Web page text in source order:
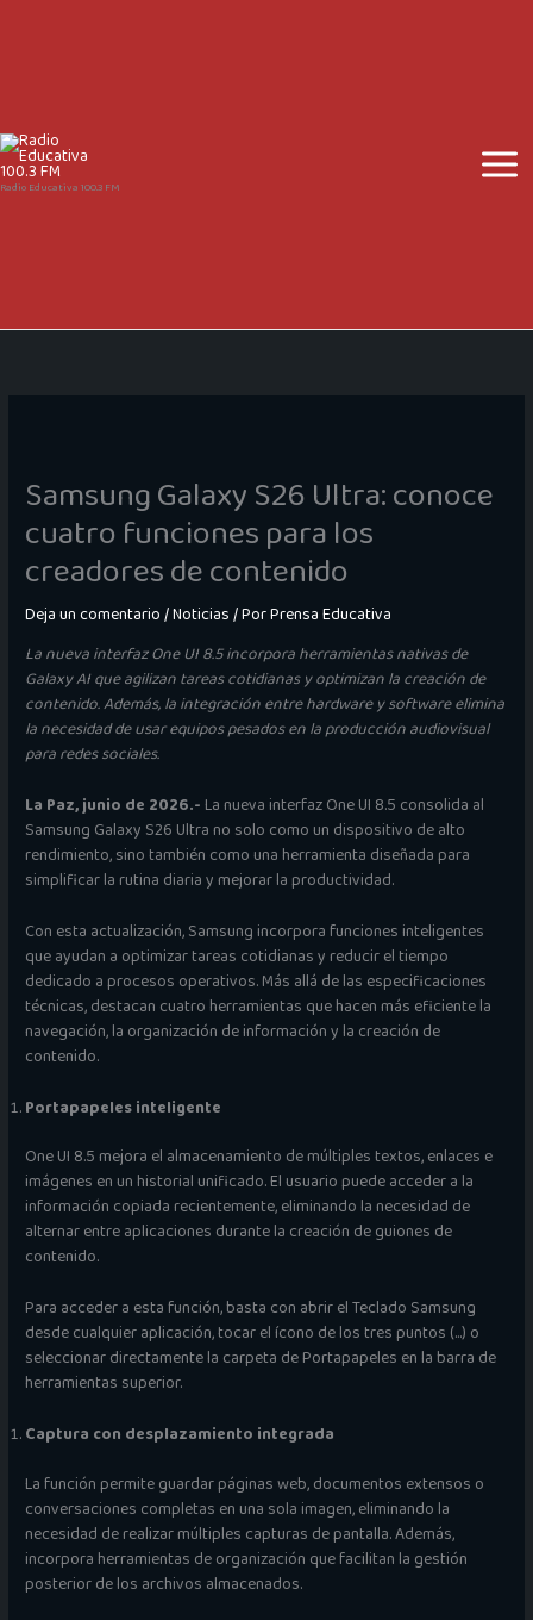
Radio Educativa 100.3 FM
Samsung Galaxy S26 Ultra: conoce
cuatro funciones para los
creadores de contenido
Deja un comentario/Noticias/ PorPrensa Educativa
La nueva interfaz One UI 8.5 incorpora herramientas nativas de
Galaxy AI que agilizan tareas cotidianas y optimizan la creación de
contenido. Además, la integración entre hardware y software elimina
la necesidad de usar equipos pesados en la producción audiovisual
para redes sociales.
La Paz, junio de 2026.-La nueva interfaz One UI 8.5 consolida al
Samsung Galaxy S26 Ultra no solo como un dispositivo de alto
rendimiento, sino también como una herramienta diseñada para
simplificar la rutina diaria y mejorar la productividad.
Con esta actualización, Samsung incorpora funciones inteligentes
que ayudan a optimizar tareas cotidianas y reducir el tiempo
dedicado a procesos operativos. Más allá de las especificaciones
técnicas, destacan cuatro herramientas que hacen más eficiente la
navegación, la organización de información y la creación de
contenido.
Portapapeles inteligente
One UI 8.5 mejora el almacenamiento de múltiples textos, enlaces e
imágenes en un historial unificado. El usuario puede acceder a la
información copiada recientemente, eliminando la necesidad de
alternar entre aplicaciones durante la creación de guiones de
contenido.
Para acceder a esta función, basta con abrir el Teclado Samsung
desde cualquier aplicación, tocar el ícono de los tres puntos (…) o
seleccionar directamente la carpeta de Portapapeles en la barra de
herramientas superior.
Captura con desplazamiento integrada
La función permite guardar páginas web, documentos extensos o
conversaciones completas en una sola imagen, eliminando la
necesidad de realizar múltiples capturas de pantalla. Además,
incorpora herramientas de organización que facilitan la gestión
posterior de los archivos almacenados.